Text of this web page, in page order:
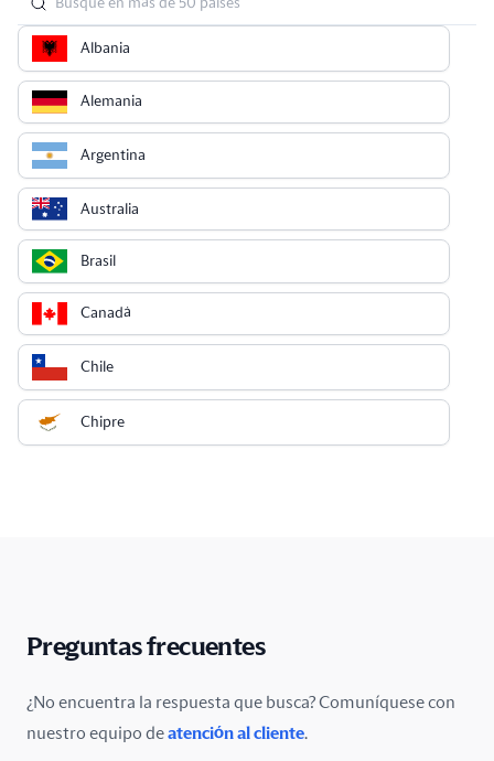
Albania
Alemania
Argentina
Australia
Brasil
Canadá
Chile
Chipre
Emiratos Árabes Unidos
Preguntas frecuentes
¿No encuentra la respuesta que busca? Comuníquese con
nuestro equipo deatención al cliente.